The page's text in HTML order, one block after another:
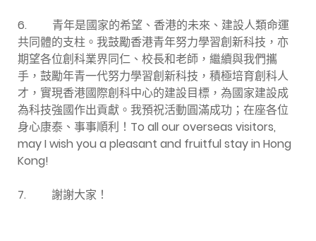
6. 青年是國家的希望、香港的未來、建設人類命運
共同體的支柱。我鼓勵香港青年努力學習創新科技，亦
期望各位創科業界同仁、校長和老師，繼續與我們攜
手，鼓勵年青一代努力學習創新科技，積極培育創科人
才，實現香港國際創科中心的建設目標，為國家建設成
為科技強國作出貢獻。我預祝活動圓滿成功；在座各位
身心康泰、事事順利！To all our overseas visitors,
may I wish you a pleasant and fruitful stay in Hong
Kong!
7. 謝謝大家！